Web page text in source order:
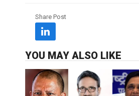
Share Post
YOU MAY ALSO LIKE